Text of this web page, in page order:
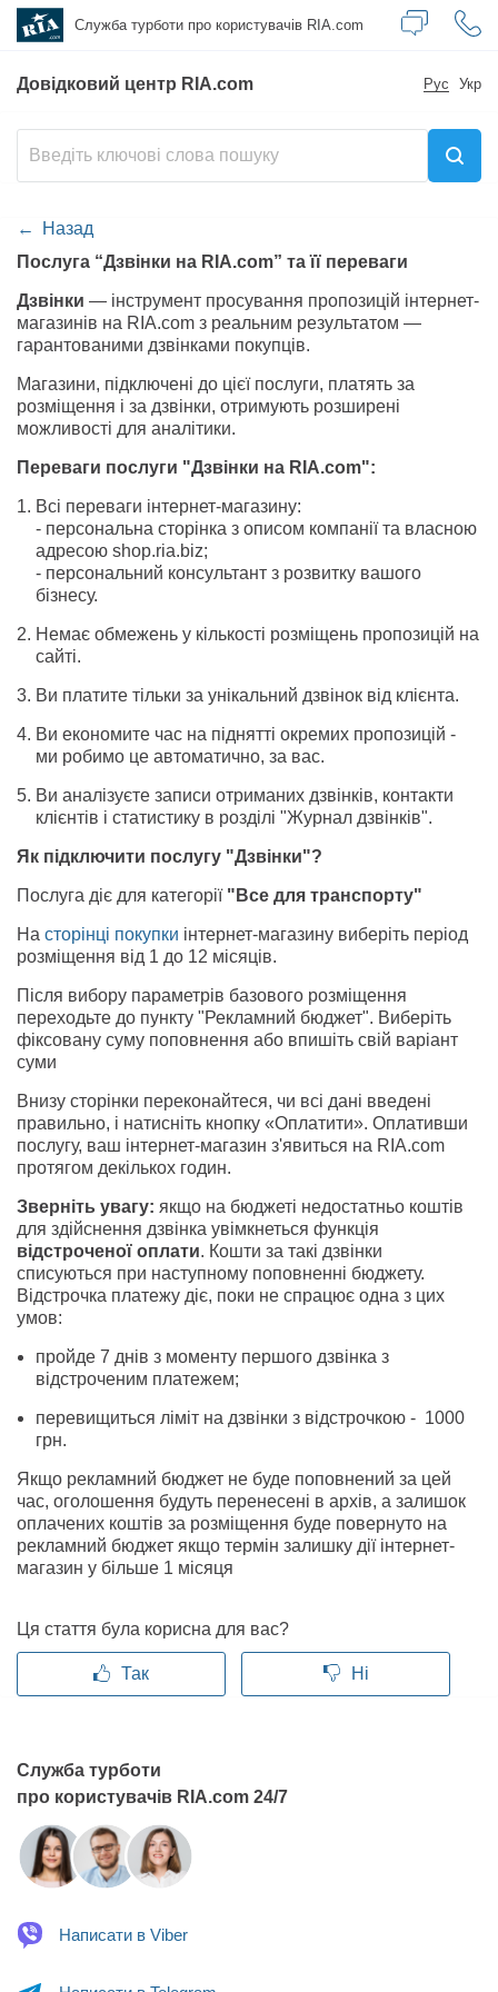
Служба турботи про користувачів RIA.com
Довідковий центр RIA.com Рус Укр
Назад
Послуга “Дзвінки на RIA.com” та її переваги
Дзвінки — інструмент просування пропозицій інтернет-
магазинів на RIA.com з реальним результатом —
гарантованими дзвінками покупців.
Магазини, підключені до цієї послуги, платять за
розміщення і за дзвінки, отримують розширені
можливості для аналітики.
Переваги послуги "Дзвінки на RIA.com":
Всі переваги інтернет-магазину:
- персональна сторінка з описом компанії та власною
адресою shop.ria.biz;
- персональний консультант з розвитку вашого
бізнесу.
Немає обмежень у кількості розміщень пропозицій на
сайті.
Ви платите тільки за унікальний дзвінок від клієнта.
Ви економите час на піднятті окремих пропозицій -
ми робимо це автоматично, за вас.
Ви аналізуєте записи отриманих дзвінків, контакти
клієнтів і статистику в розділі "Журнал дзвінків".
Як підключити послугу "Дзвінки"?
Послуга діє для категорії "Все для транспорту"
На сторінці покупки інтернет-магазину виберіть період
розміщення від 1 до 12 місяців.
Після вибору параметрів базового розміщення
переходьте до пункту "Рекламний бюджет". Виберіть
фіксовану суму поповнення або впишіть свій варіант
суми
Внизу сторінки переконайтеся, чи всі дані введені
правильно, і натисніть кнопку «Оплатити». Оплативши
послугу, ваш інтернет-магазин з'явиться на RIA.com
протягом декількох годин.
Зверніть увагу: якщо на бюджеті недостатньо коштів
для здійснення дзвінка увімкнеться функція
відстроченої оплати. Кошти за такі дзвінки
списуються при наступному поповненні бюджету.
Відстрочка платежу діє, поки не спрацює одна з цих
умов:
пройде 7 днів з моменту першого дзвінка з
відстроченим платежем;
перевищиться ліміт на дзвінки з відстрочкою - 1000
грн.
Якщо рекламний бюджет не буде поповнений за цей
час, оголошення будуть перенесені в архів, а залишок
оплачених коштів за розміщення буде повернуто на
рекламний бюджет якщо термін залишку дії інтернет-
магазин у більше 1 місяця
Ця стаття була корисна для вас?
Так Ні
Служба турботи
про користувачів RIA.com 24/7
Написати в Viber